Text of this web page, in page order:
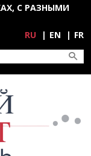
С РАЗНЫМИ
RU EN FR